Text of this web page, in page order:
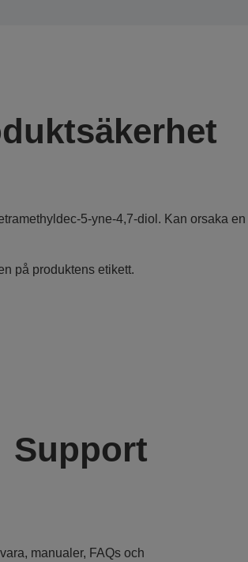
5-yne-4,7-diol. Kan orsaka
på produktens etikett.
Support
manualer, FAQs och